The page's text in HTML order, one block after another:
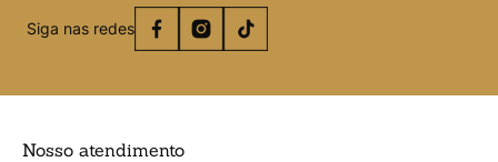
Siga nas redes
Nosso atendimento